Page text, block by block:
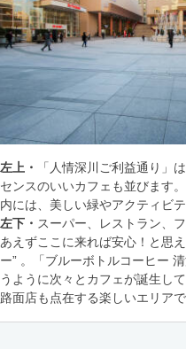
左上・
「人情深川ご利益通り」
センスのいいカフェも並びます
内には、美しい緑やアクティビ
左下・ スーパー、レストラン、
あえずここに来れば安心！と思
ー” 。「ブルーボトルコーヒー
うように次々とカフェが誕生し
路面店も点在する楽しいエリア